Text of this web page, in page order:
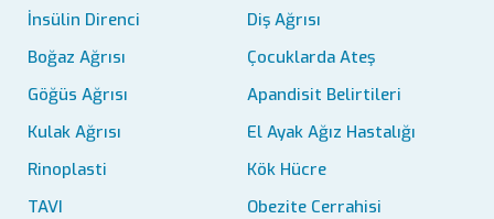
İnsülin Direnci
Diş Ağrısı
Boğaz Ağrısı
Çocuklarda Ateş
Göğüs Ağrısı
Apandisit Belirtileri
Kulak Ağrısı
El Ayak Ağız Hastalığı
Rinoplasti
Kök Hücre
TAVI
Obezite Cerrahisi